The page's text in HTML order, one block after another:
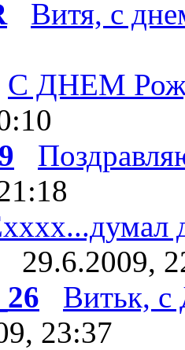
Витя, с
С ДНЕМ
29.6.2009,
Витьк,
23:37